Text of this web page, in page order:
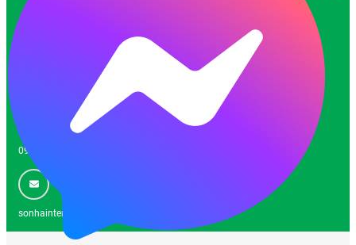
LIÊN HỆ
Số 8, Bờ Sông Sét, Phường Hoàng Mai, Thành phố Hà Nộ Nhà
xưởng: KM số 10 Đại Lộ TL, P An Khánh, Hà Nội.
0982309689
sonhainterco@gmail.com